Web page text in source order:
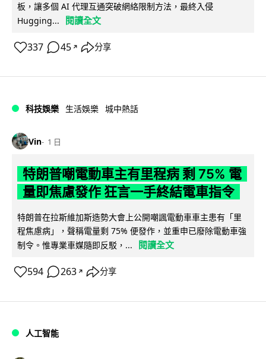
板，讓多個 AI 代理互通突破網絡限制方法，最終入侵
Hugging...
閱讀全文
337 45 ↗ 分享
科技娛樂 生活娛樂 城中熱話
Vin 1 日
特朗普嘲電動車主有里程病 剩 75% 電
量即焦慮發作 狂言一手終結電車指令
特朗普在拉斯維加斯造勢大會上公開嘲諷電動車車主患有「里
程焦慮病」，聲稱電量剩 75% 便發作，並重申已廢除電動車強
制令。惟專業車媒隨即反駁，...
閱讀全文
594 263 ↗ 分享
人工智能